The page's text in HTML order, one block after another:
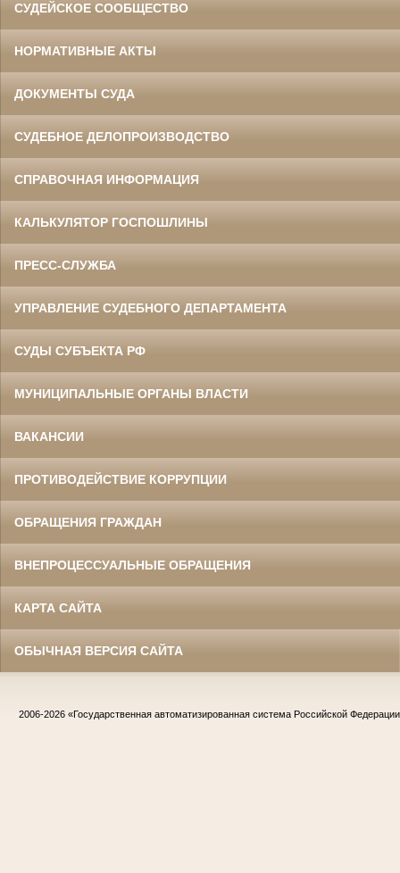
СУДЕЙСКОЕ СООБЩЕСТВО
НОРМАТИВНЫЕ АКТЫ
ДОКУМЕНТЫ СУДА
СУДЕБНОЕ ДЕЛОПРОИЗВОДСТВО
СПРАВОЧНАЯ ИНФОРМАЦИЯ
КАЛЬКУЛЯТОР ГОСПОШЛИНЫ
ПРЕСС-СЛУЖБА
УПРАВЛЕНИЕ СУДЕБНОГО ДЕПАРТАМЕНТА
СУДЫ СУБЪЕКТА РФ
МУНИЦИПАЛЬНЫЕ ОРГАНЫ ВЛАСТИ
ВАКАНСИИ
ПРОТИВОДЕЙСТВИЕ КОРРУПЦИИ
ОБРАЩЕНИЯ ГРАЖДАН
ВНЕПРОЦЕССУАЛЬНЫЕ ОБРАЩЕНИЯ
КАРТА САЙТА
ОБЫЧНАЯ ВЕРСИЯ САЙТА
2006-2026 «Государственная автоматизированная система Российской